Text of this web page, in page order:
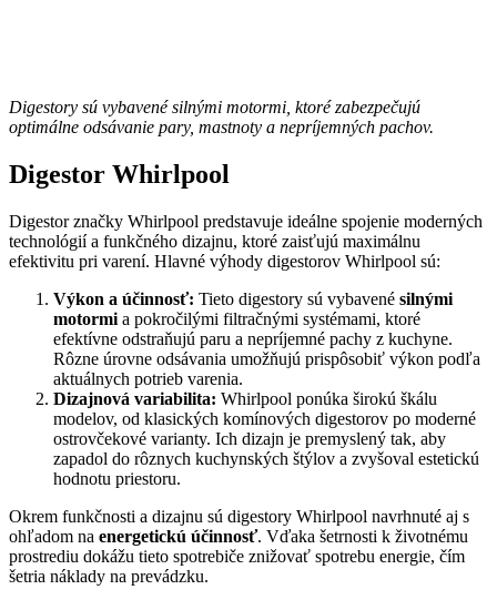
Digestory sú vybavené silnými motormi, ktoré zabezpečujú
optimálne odsávanie pary, mastnoty a nepríjemných pachov.
Digestor Whirlpool
Digestor značky Whirlpool predstavuje ideálne spojenie moderných
technológií a funkčného dizajnu, ktoré zaisťujú maximálnu
efektivitu pri varení. Hlavné výhody digestorov Whirlpool sú:
Výkon a účinnosť: Tieto digestory sú vybavené silnými
motormi a pokročilými filtračnými systémami, ktoré
efektívne odstraňujú paru a nepríjemné pachy z kuchyne.
Rôzne úrovne odsávania umožňujú prispôsobiť výkon podľa
aktuálnych potrieb varenia.
Dizajnová variabilita: Whirlpool ponúka širokú škálu
modelov, od klasických komínových digestorov po moderné
ostrovčekové varianty. Ich dizajn je premyslený tak, aby
zapadol do rôznych kuchynských štýlov a zvyšoval estetickú
hodnotu priestoru.
Okrem funkčnosti a dizajnu sú digestory Whirlpool navrhnuté aj s
ohľadom na energetickú účinnosť. Vďaka šetrnosti k životnému
prostrediu dokážu tieto spotrebiče znižovať spotrebu energie, čím
šetria náklady na prevádzku.